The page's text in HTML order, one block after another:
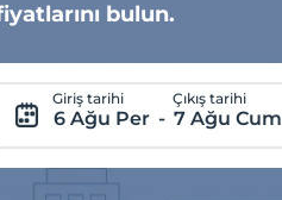
bulun.
Giriş tarihi
6 Ağu Per -
Çıkış tarihi
7 Ağu Cum